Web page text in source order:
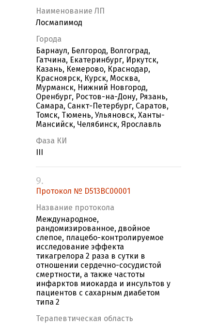
Наименование ЛП
Лосмапимод
Города
Барнаул, Белгород, Волгоград,
Гатчина, Екатеринбург, Иркутск,
Казань, Кемерово, Краснодар,
Красноярск, Курск, Москва,
Мурманск, Нижний Новгород,
Оренбург, Ростов-на-Дону, Рязань,
Самара, Санкт-Петербург, Саратов,
Томск, Тюмень, Ульяновск, Ханты-
Мансийск, Челябинск, Ярославль
Фаза КИ
9.
Протокол № D513BC00001
Название протокола
Международное,
рандомизированное, двойное
слепое, плацебо-контролируемое
исследование эффекта
тикагрелора 2 раза в сутки в
отношении сердечно-сосудистой
смертности, а также частоты
инфарктов миокарда и инсультов у
пациентов с сахарным диабетом
типа 2
Терапевтическая область